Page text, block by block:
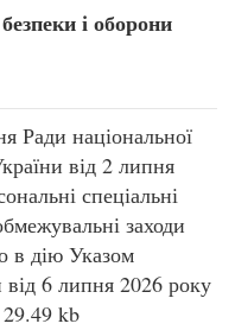
безпеки і оборони
Ради національної
від 2 липня
спеціальні
заходи
в дію Указом
6 липня 2026 року
kb